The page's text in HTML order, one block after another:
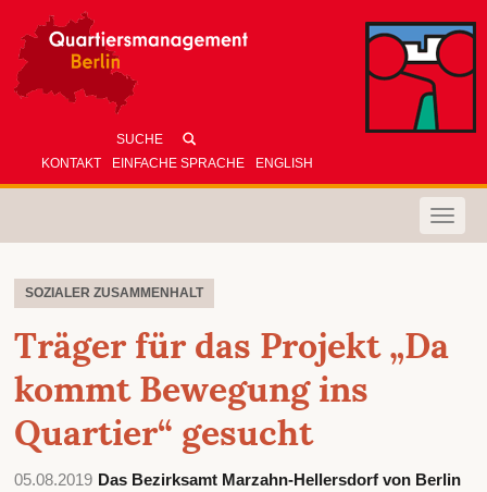
KONTAKT EINFACHE SPRACHE ENGLISH
Toggle
SOZIALER ZUSAMMENHALT
Träger für das Projekt „Da
kommt Bewegung ins
Quartier“ gesucht
05.08.2019 Das Bezirksamt Marzahn-Hellersdorf von Berlin